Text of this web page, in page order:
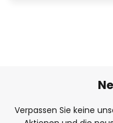
Verpassen Sie keine